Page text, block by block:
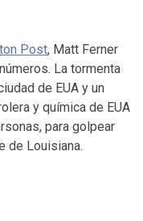
Post, Matt Ferner
La tormenta
de EUA y un
y química de EUA
para golpear
de Louisiana.